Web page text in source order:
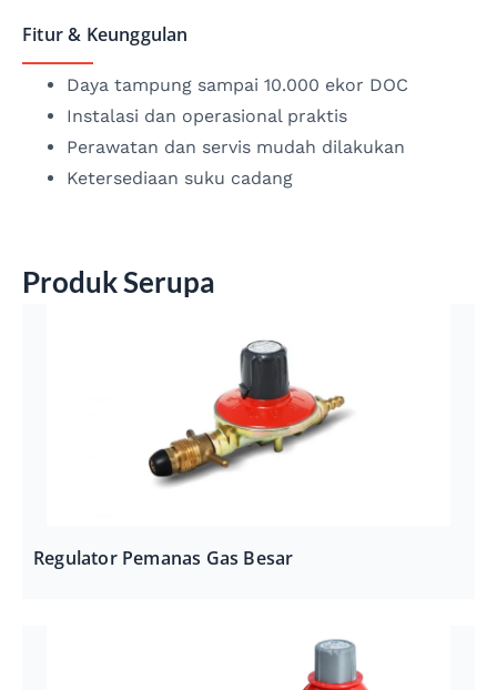
Fitur & Keunggulan
Daya tampung sampai 10.000 ekor DOC
Instalasi dan operasional praktis
Perawatan dan servis mudah dilakukan
Ketersediaan suku cadang
Produk Serupa
Regulator Pemanas Gas Besar